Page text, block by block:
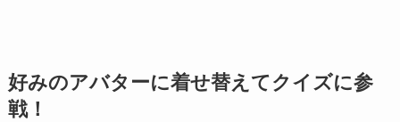
好みのアバターに着せ替えてクイズに参
戦！